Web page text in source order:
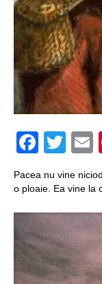
Pacea nu vine
o ploaie. Ea vine la